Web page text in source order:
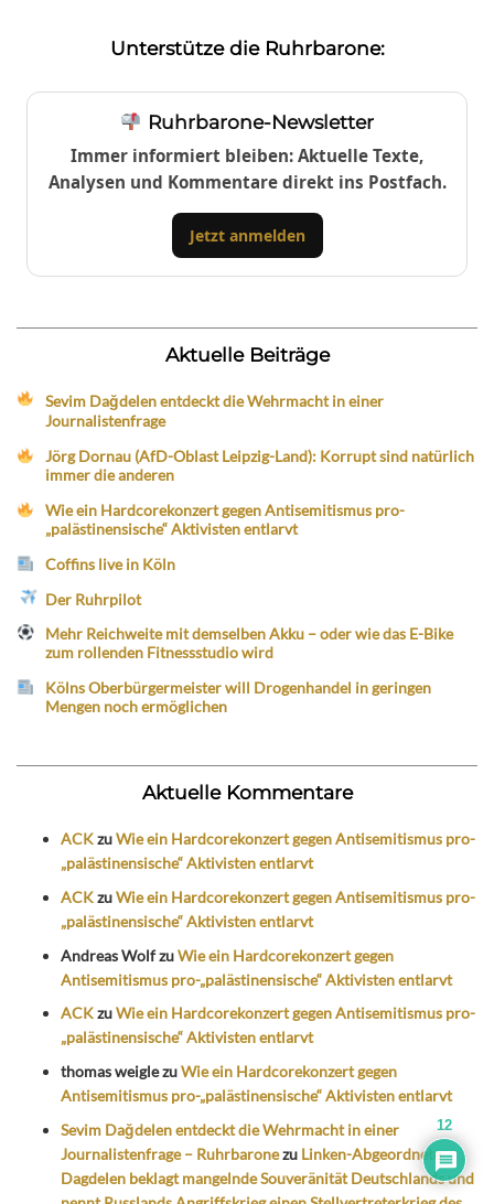
Unterstütze die Ruhrbarone:
Ruhrbarone-Newsletter
Immer informiert bleiben: Aktuelle Texte,
Analysen und Kommentare direkt ins Postfach.
Jetzt anmelden
Aktuelle Beiträge
Sevim Dağdelen entdeckt die Wehrmacht in einer
Journalistenfrage
Jörg Dornau (AfD-Oblast Leipzig-Land): Korrupt sind natürlich
immer die anderen
Wie ein Hardcorekonzert gegen Antisemitismus pro-
„palästinensische“ Aktivisten entlarvt
Coffins live in Köln
Der Ruhrpilot
Mehr Reichweite mit demselben Akku – oder wie das E-Bike
zum rollenden Fitnessstudio wird
Kölns Oberbürgermeister will Drogenhandel in geringen
Mengen noch ermöglichen
Aktuelle Kommentare
ACKzuWie ein Hardcorekonzert gegen Antisemitismus pro-
„palästinensische“ Aktivisten entlarvt
ACKzuWie ein Hardcorekonzert gegen Antisemitismus pro-
„palästinensische“ Aktivisten entlarvt
Andreas WolfzuWie ein Hardcorekonzert gegen
Antisemitismus pro-„palästinensische“ Aktivisten entlarvt
ACKzuWie ein Hardcorekonzert gegen Antisemitismus pro-
„palästinensische“ Aktivisten entlarvt
thomas weiglezuWie ein Hardcorekonzert gegen
Antisemitismus pro-„palästinensische“ Aktivisten entlarvt
Sevim Dağdelen entdeckt die Wehrmacht in einer
Journalistenfrage – Ruhrbaronezu Linken-Abgeordnete
Dagdelen beklagt mangelnde Souveränität Deutschlands und
12